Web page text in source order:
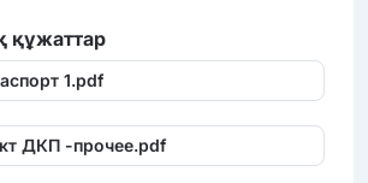
құжаттар
1.pdf
ДКП -прочее.pdf